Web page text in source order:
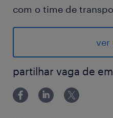
com o time de
• Realizar o controle
• Mapear riscos de
possibilidades para
pendentes de serem
• Acompanhar e gerir
ver
partilhar vaga de